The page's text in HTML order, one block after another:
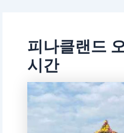
피나클랜드
시간